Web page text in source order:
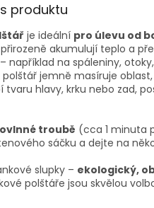
produktu
je ideální pro úlevu od
akumulují teplo a
například na spáleniny,
jemně masíruje
tvaru hlavy, krku nebo zad,
troubě (cca 1 minuta
sáčku a dejte na
slupky – ekologický,
polštáře jsou skvělou